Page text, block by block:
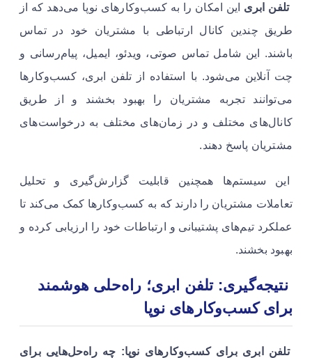
تلفن ابریاین امکان را به کسب‌وکارهای نوپا می‌دهد که از
طریق چندین کانال ارتباطی با مشتریان خود در تماس
باشند. این شامل تماس صوتی، ویدئو، ایمیل، پیام‌رسانی و
چت آنلاین می‌شود. با استفاده از تلفن ابری، کسب‌وکارها
می‌توانند تجربه مشتریان را بهبود بخشند و از طریق
کانال‌های مختلف و در زمان‌های مختلف به درخواست‌های
مشتریان پاسخ دهند.
این سیستم‌ها همچنین قابلیت گزارش‌گیری و تحلیل
تعاملات مشتریان را دارند که به کسب‌وکارها کمک می‌کند تا
عملکرد تیم‌های پشتیبانی و ارتباطات خود را ارزیابی کرده و
بهبود بخشند.
نتیجه‌گیری: تلفن ابری؛ راه‌حلی هوشمند
برای کسب‌وکارهای نوپا
تلفن ابری برای کسب‌وکارهای نوپا: چه راه‌حل‌هایی برای